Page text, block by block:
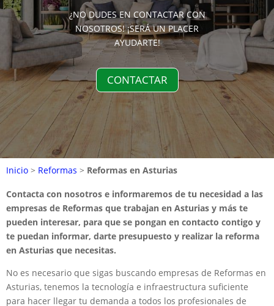
¿NO DUDES EN CONTACTAR CON
NOSOTROS! ¡SERÁ UN PLACER
AYUDARTE!
CONTACTAR
Inicio > Reformas > Reformas en Asturias
Contacta con nosotros e informaremos de tu necesidad a las
empresas de Reformas que trabajan en Asturias y más te
pueden interesar, para que se pongan en contacto contigo y
te puedan informar, darte presupuesto y realizar la reforma
en Asturias que necesitas.
No es necesario que sigas buscando empresas de Reformas en
Asturias, tenemos la tecnología e infraestructura suficiente
para hacer llegar tu demanda a todos los profesionales de